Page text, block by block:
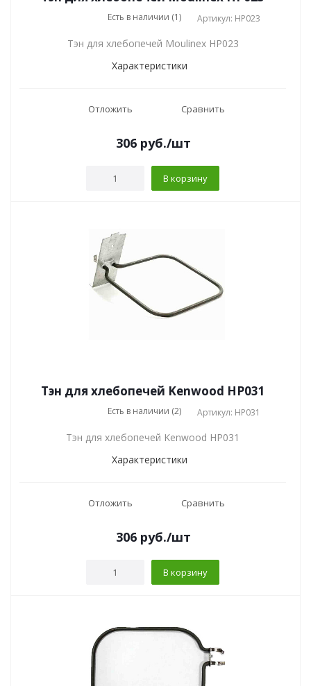
Есть в наличии (1) Артикул: HP023
Тэн для хлебопечей Moulinex HP023
Характеристики
Отложить Сравнить
306руб./шт
В корзину
Тэн для хлебопечей Kenwood HP031
Есть в наличии (2) Артикул: HP031
Тэн для хлебопечей Kenwood HP031
Характеристики
Отложить Сравнить
306руб./шт
В корзину